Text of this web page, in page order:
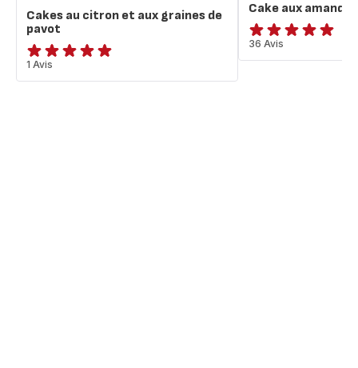
Cakes au citron et aux graines de
pavot
Avis
5
1 Avis
Cake aux amandes
ratings.4.9
36 Avis